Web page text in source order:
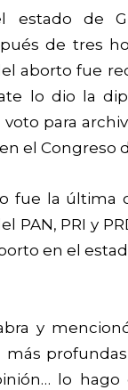
estado de
de tres
aborto fue
lo dio la
para
el Congreso
fue la última
PAN, PRI y
en el
y
más
lo